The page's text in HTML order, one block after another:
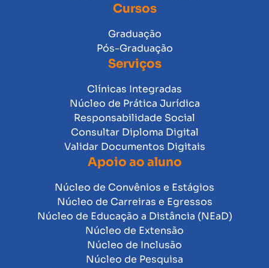
Cursos
Graduação
Pós-Graduação
Serviços
Clínicas Integradas
Núcleo de Prática Jurídica
Responsabilidade Social
Consultar Diploma Digital
Validar Documentos Digitais
Apoio ao aluno
Núcleo de Convênios e Estágios
Núcleo de Carreiras e Egressos
Núcleo de Educação a Distância (NEaD)
Núcleo de Extensão
Núcleo de Inclusão
Núcleo de Pesquisa